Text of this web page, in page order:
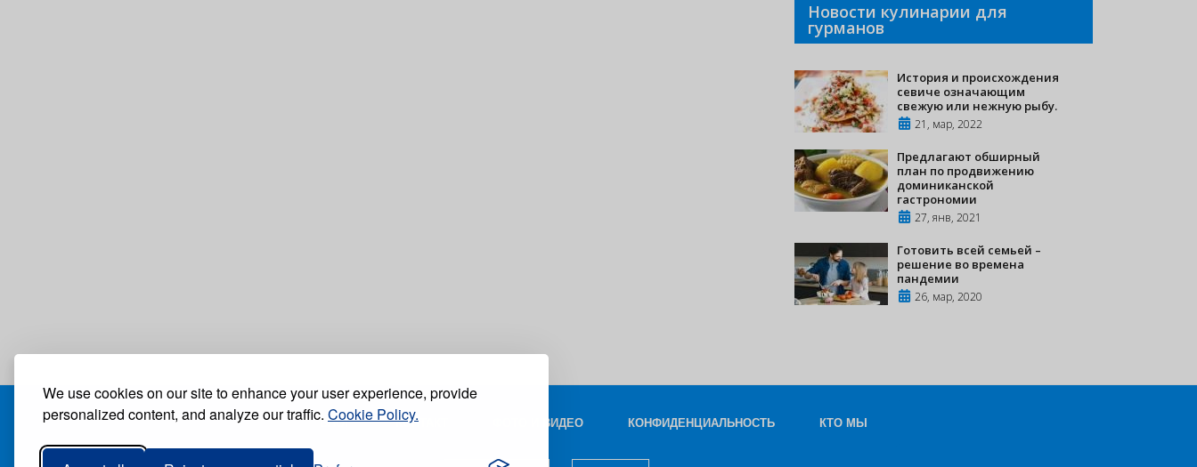
We use cookies on our site to enhance your user experience, provide
personalized content, and analyze our traffic. Cookie Policy.
Новости кулинарии для
гурманов
История и происхождения
севиче означающим
свежую или нежную рыбу.
21, мар, 2022
Предлагают обширный
план по продвижению
доминиканской
гастрономии
27, янв, 2021
Готовить всей семьей –
решение во времена
пандемии
26, мар, 2020
БЛОГ КОНТАКТ ФОТО И ВИДЕО КОНФИДЕНЦИАЛЬНОСТЬ КТО МЫ